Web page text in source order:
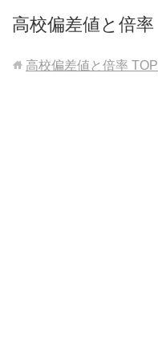
高校偏差値と倍率
高校偏差値と倍率 TOP